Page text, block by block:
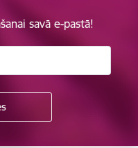
savā e-pastā!